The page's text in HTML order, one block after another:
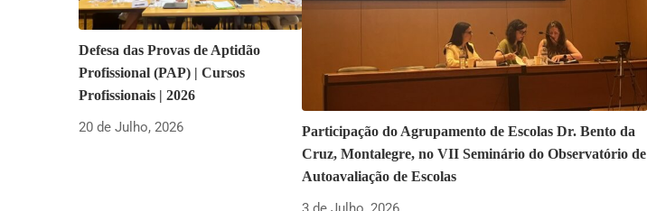
Defesa das Provas de Aptidão
Profissional (PAP) | Cursos
Profissionais | 2026
20 de Julho, 2026
Participação do Agrupamento de Escolas Dr. Bento da
Cruz, Montalegre, no VII Seminário do Observatório de
Autoavaliação de Escolas